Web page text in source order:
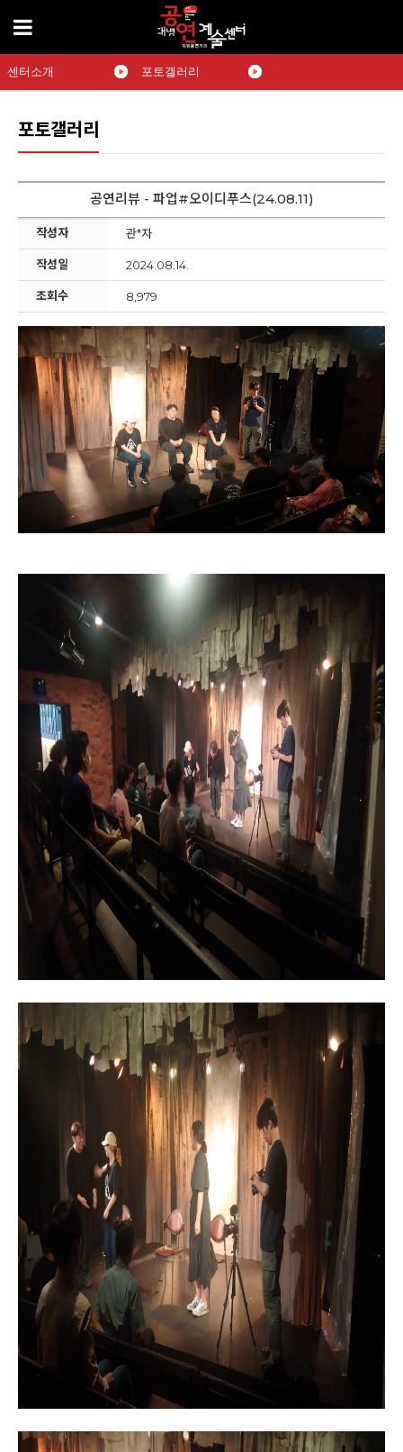
센터소개 포토갤러리
포토갤러리
공연리뷰 - 파업#오이디푸스(24.08.11)
작성자 관*자
작성일 2024.08.14.
조회수 8,979